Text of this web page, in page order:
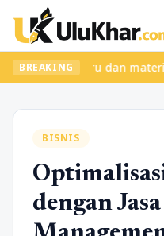
BREAKING
seru dan materi
BISNIS
dengan